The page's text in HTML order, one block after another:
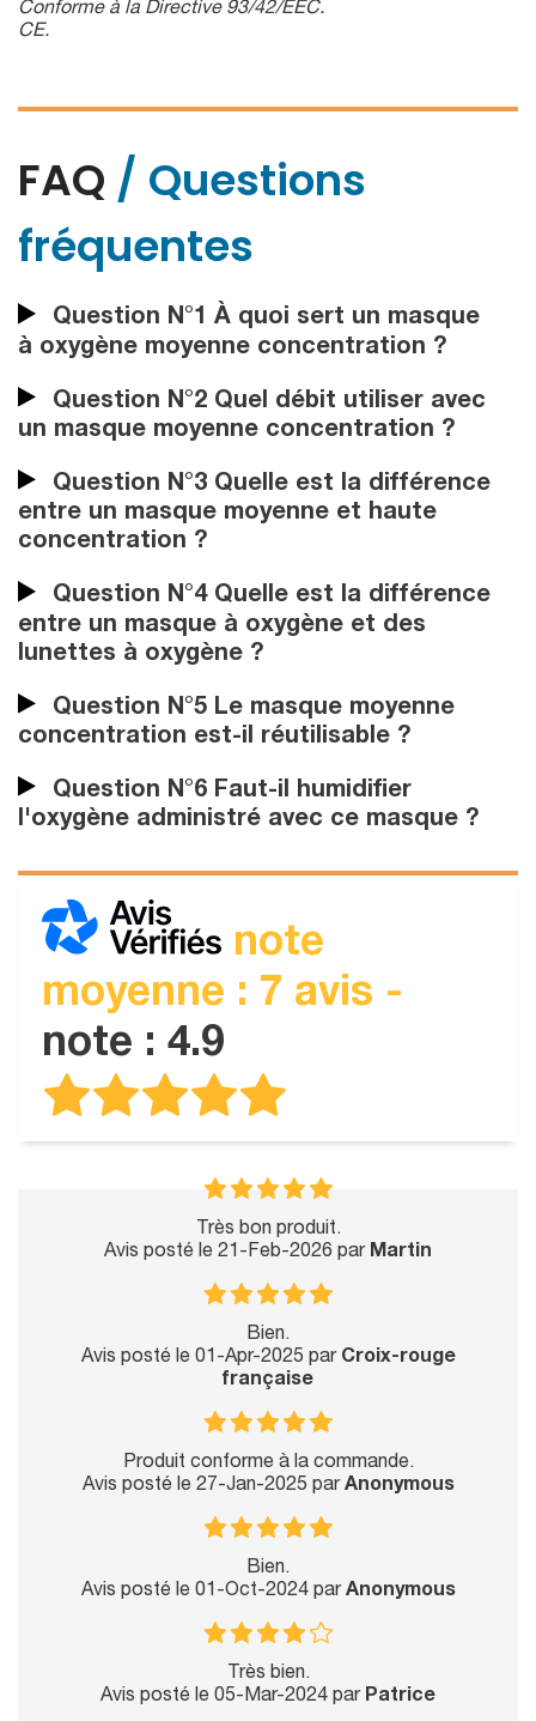
Conforme à la Directive 93/42/EEC.
CE.
FAQ / Questions
fréquentes
Question N°1 À quoi sert un masque
à oxygène moyenne concentration ?
Question N°2 Quel débit utiliser avec
un masque moyenne concentration ?
Question N°3 Quelle est la différence
entre un masque moyenne et haute
concentration ?
Question N°4 Quelle est la différence
entre un masque à oxygène et des
lunettes à oxygène ?
Question N°5 Le masque moyenne
concentration est-il réutilisable ?
Question N°6 Faut-il humidifier
l'oxygène administré avec ce masque ?
note
moyenne : 7 avis -
note : 4.9
Très bon produit.
Avis posté le 21-Feb-2026 par Martin
Bien.
Avis posté le 01-Apr-2025 par Croix-rouge
française
Produit conforme à la commande.
Avis posté le 27-Jan-2025 parAnonymous
Bien.
Avis posté le 01-Oct-2024 parAnonymous
Très bien.
Avis posté le 05-Mar-2024 par Patrice